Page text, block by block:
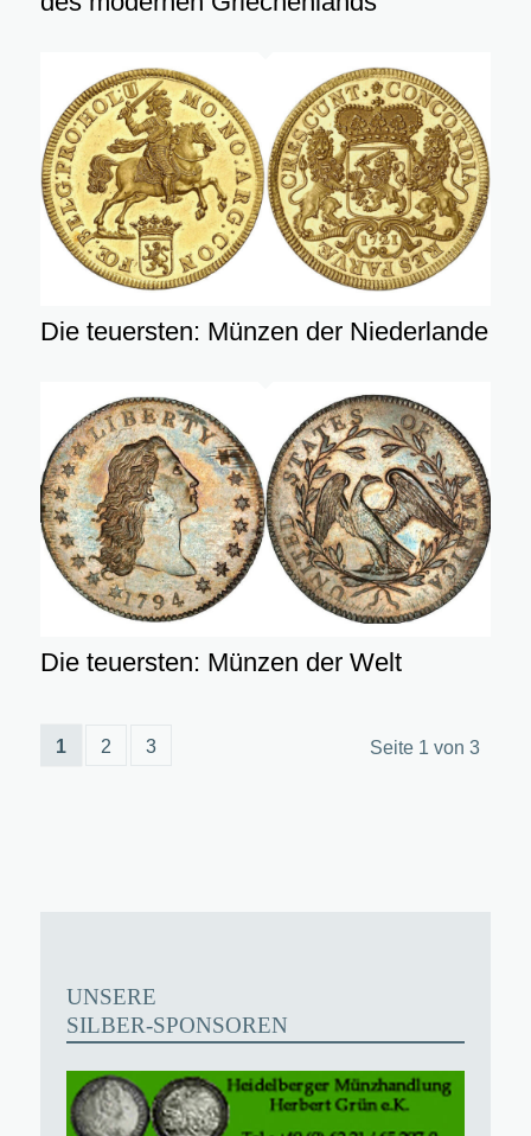
Die teuersten: Münzen der Niederlande
Die teuersten: Münzen der Welt
Seite 1 von 3
1 2 3
UNSERE
SILBER-SPONSOREN